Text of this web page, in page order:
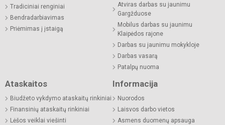
Tradiciniai renginiai
Bendradarbiavimas
Priėmimas į įstaigą
Atviras darbas su jaunimu
Gargžduose
Mobilus darbas su jaunimu
Klaipėdos rajone
Darbas su jaunimu mokykloje
Darbas vasarą
Patalpų nuoma
Ataskaitos
Biudžeto vykdymo ataskaitų rinkiniai
Finansinių ataskaitų rinkiniai
Lėšos veiklai viešinti
Informacija
Nuorodos
Laisvos darbo vietos
Asmens duomenų apsauga